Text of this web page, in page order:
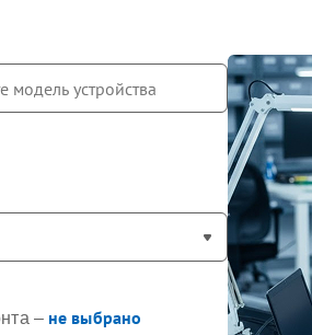
– не выбрано